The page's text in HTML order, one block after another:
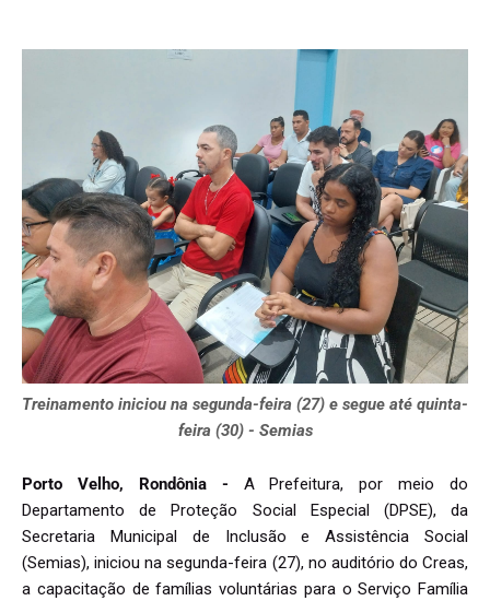
Treinamento iniciou na segunda-feira (27) e segue até quinta-
feira (30) - Semias
Porto Velho, Rondônia - A Prefeitura, por meio do
Departamento de Proteção Social Especial (DPSE), da
Secretaria Municipal de Inclusão e Assistência Social
(Semias), iniciou na segunda-feira (27), no auditório do Creas,
a capacitação de famílias voluntárias para o Serviço Família